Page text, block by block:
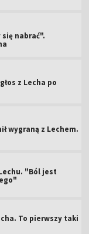
nabrać".
z Lecha po
wygraną z Lechem.
"Ból jest
To pierwszy taki